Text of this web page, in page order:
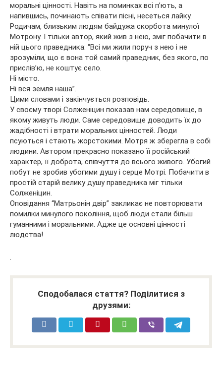
моральні цінності. Навіть на поминках всі п’ють, а
напившись, починають співати пісні, несеться лайку.
Родичам, близьким людям байдужа скорбота минулої
Мотрону. І тільки автор, який жив з нею, зміг побачити в
ній цього праведника: “Всі ми жили поруч з нею і не
зрозуміли, що є вона той самий праведник, без якого, по
прислів’ю, не коштує село.
Ні місто.
Ні вся земля наша”.
Цими словами і закінчується розповідь.
У своєму творі Солженіцин показав нам середовище, в
якому живуть люди. Саме середовище доводить їх до
жадібності і втрати моральних цінностей. Люди
псуються і стають жорстокими. Мотря ж зберегла в собі
людини. Автором прекрасно показано її російський
характер, її доброта, співчуття до всього живого. Убогий
побут не зробив убогими душу і серце Мотрі. Побачити в
простій старій велику душу праведника міг тільки
Солженіцин.
Оповідання “Матрьонін двір” закликає не повторювати
помилки минулого покоління, щоб люди стали більш
гуманними і моральними. Адже це основні цінності
людства!
.
Сподобалася стаття? Поділитися з
друзями: